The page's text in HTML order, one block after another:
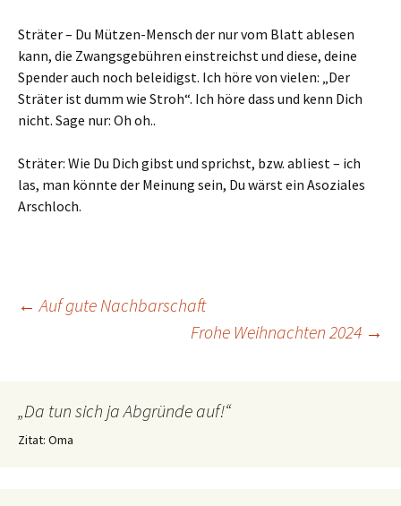
Sträter – Du Mützen-Mensch der nur vom Blatt ablesen
kann, die Zwangsgebühren einstreichst und diese, deine
Spender auch noch beleidigst. Ich höre von vielen: „Der
Sträter ist dumm wie Stroh“. Ich höre dass und kenn Dich
nicht. Sage nur: Oh oh..
Sträter: Wie Du Dich gibst und sprichst, bzw. abliest – ich
las, man könnte der Meinung sein, Du wärst ein Asoziales
Arschloch.
Beitragsnavigation
← Auf gute Nachbarschaft
Frohe Weihnachten 2024 →
„Da tun sich ja Abgründe auf!“
Zitat: Oma